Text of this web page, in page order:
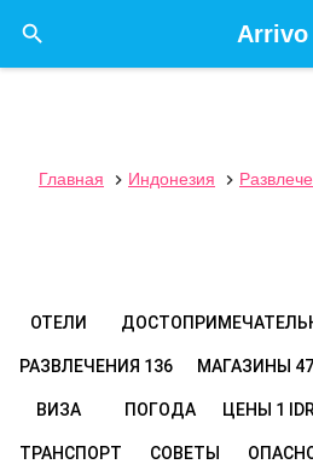
Arrivo

Главная  Индонезия 
ОТЕЛИ
РАЗВЛЕЧЕНИЯ 136 МАГАЗИНЫ 47
ВИЗА ПОГОДА ЦЕНЫ 1
ТРАНСПОРТ СОВЕТЫ